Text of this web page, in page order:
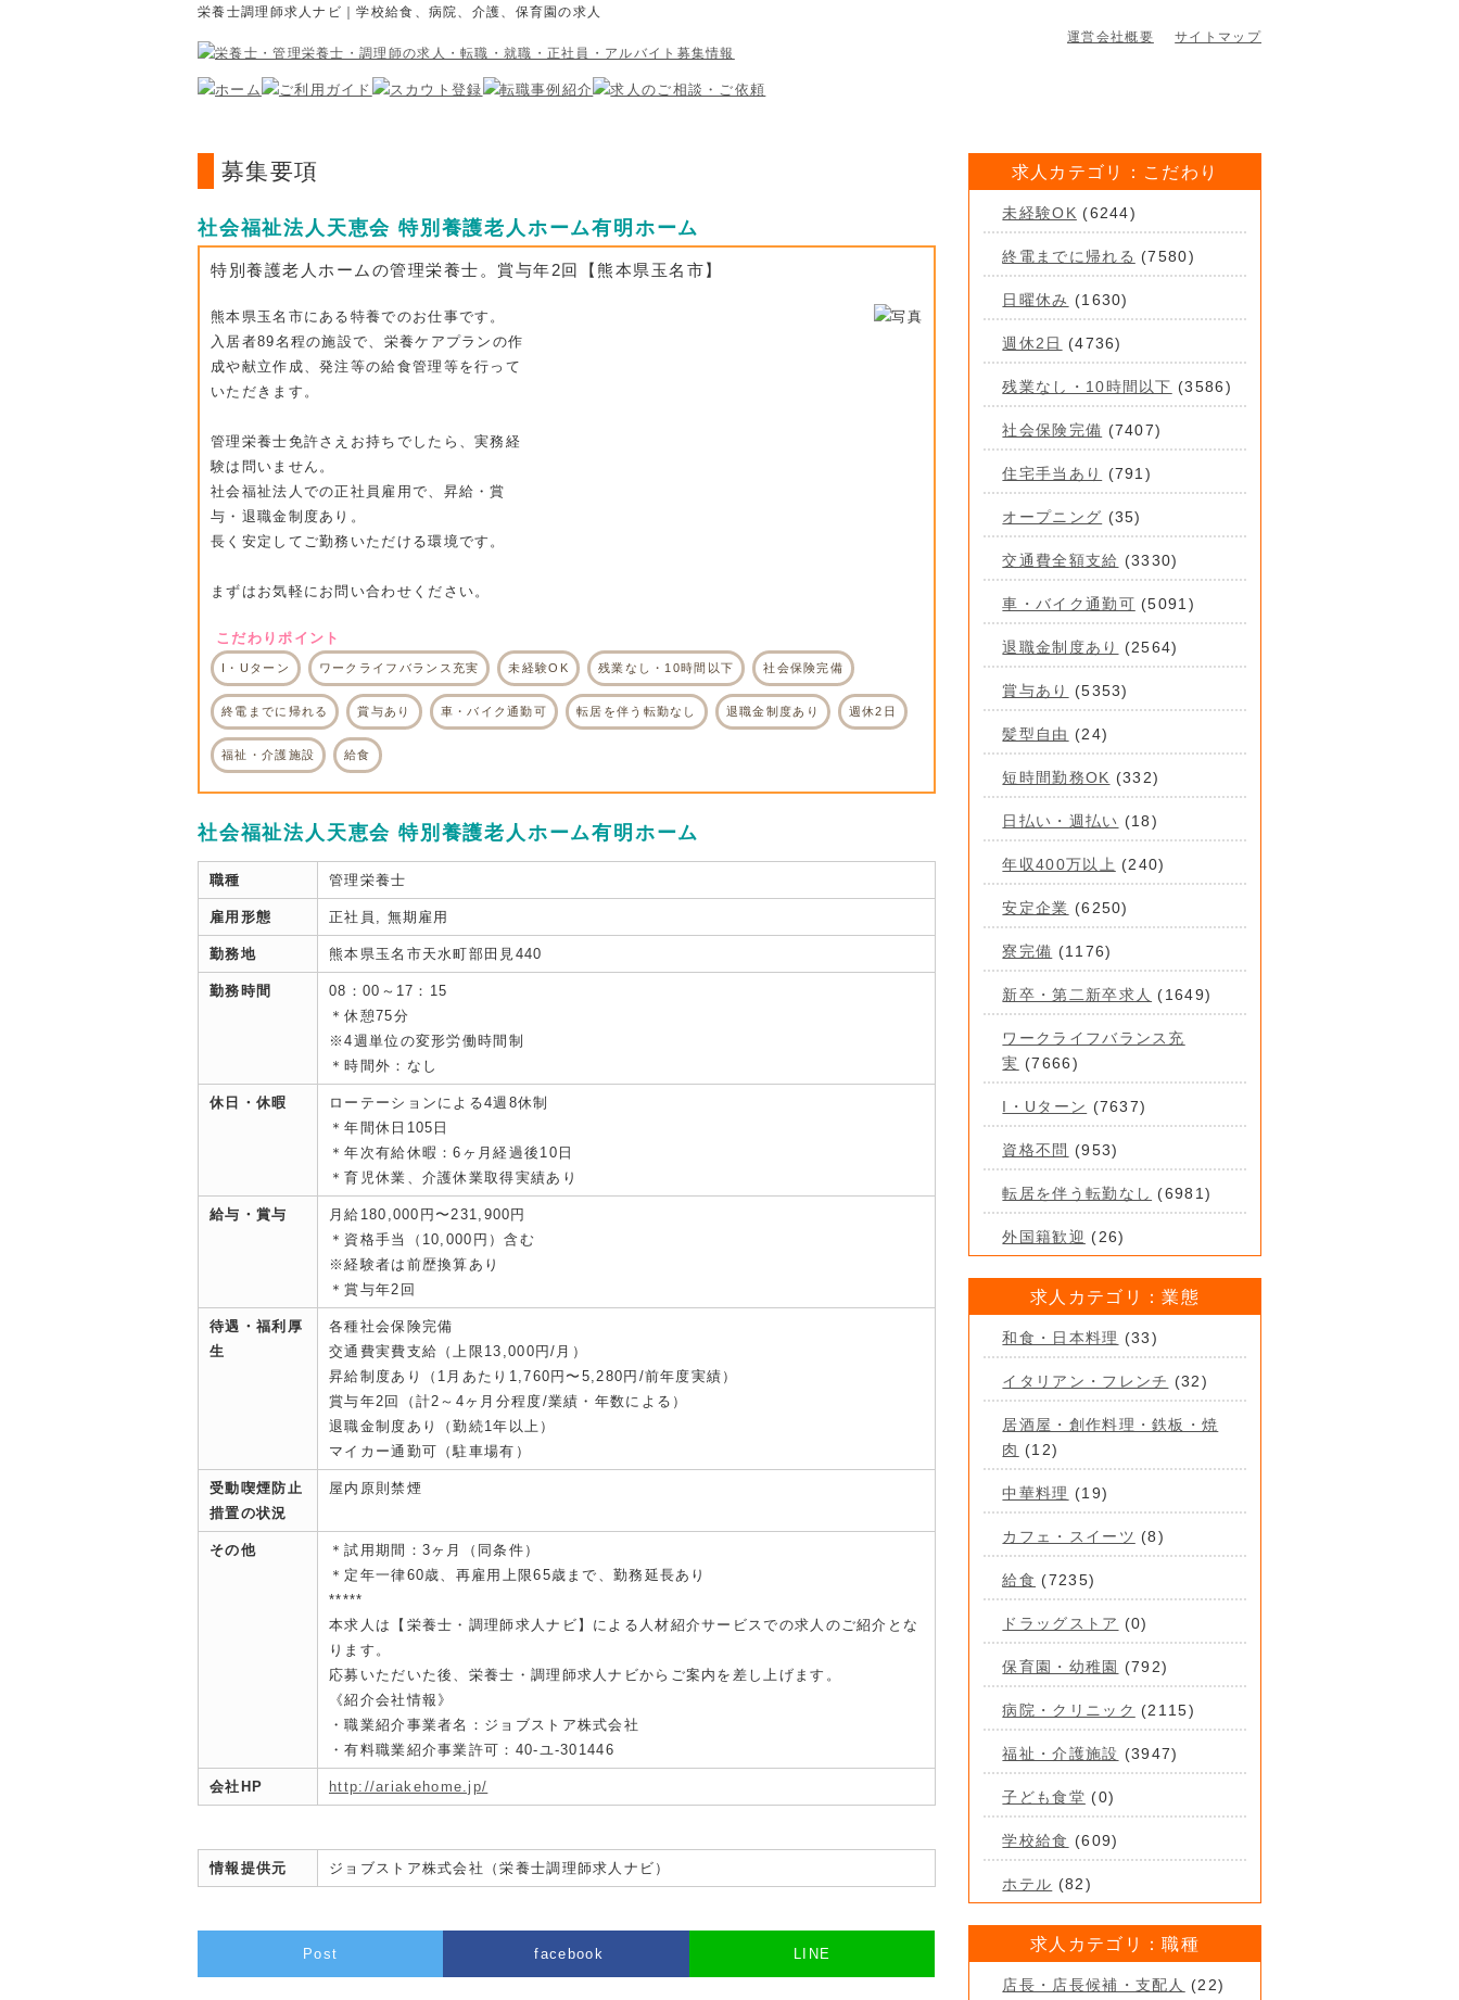
栄養士調理師求人ナビ｜学校給食、病院、介護、保育園の求人
運営会社概要
サイトマップ
募集要項
社会福祉法人天恵会 特別養護老人ホーム有明ホーム
特別養護老人ホームの管理栄養士。賞与年2回【熊本県玉名市】
熊本県玉名市にある特養でのお仕事です。
入居者89名程の施設で、栄養ケアプランの作
成や献立作成、発注等の給食管理等を行って
いただきます。
管理栄養士免許さえお持ちでしたら、実務経
験は問いません。
社会福祉法人での正社員雇用で、昇給・賞
与・退職金制度あり。
長く安定してご勤務いただける環境です。
まずはお気軽にお問い合わせください。
こだわりポイント
I・Uターン ワークライフバランス充実 未経験OK 残業なし・10時間以下 社会保険完備
終電までに帰れる 賞与あり 車・バイク通勤可 転居を伴う転勤なし 退職金制度あり 週休2日
福祉・介護施設 給食
社会福祉法人天恵会 特別養護老人ホーム有明ホーム
職種 管理栄養士
雇用形態 正社員, 無期雇用
勤務地 熊本県玉名市天水町部田見440
勤務時間
08：00～17：15
＊休憩75分
※4週単位の変形労働時間制
＊時間外：なし
休日・休暇
ローテーションによる4週8休制
＊年間休日105日
＊年次有給休暇：6ヶ月経過後10日
＊育児休業、介護休業取得実績あり
給与・賞与
月給180,000円〜231,900円
＊資格手当（10,000円）含む
※経験者は前歴換算あり
＊賞与年2回
待遇・福利厚
生
各種社会保険完備
交通費実費支給（上限13,000円/月）
昇給制度あり（1月あたり1,760円〜5,280円/前年度実績）
賞与年2回（計2～4ヶ月分程度/業績・年数による）
退職金制度あり（勤続1年以上）
マイカー通勤可（駐車場有）
受動喫煙防止
措置の状況
屋内原則禁煙
その他
＊試用期間：3ヶ月（同条件）
＊定年一律60歳、再雇用上限65歳まで、勤務延長あり
*****
本求人は【栄養士・調理師求人ナビ】による人材紹介サービスでの求人のご紹介とな
ります。
応募いただいた後、栄養士・調理師求人ナビからご案内を差し上げます。
《紹介会社情報》
・職業紹介事業者名：ジョブストア株式会社
・有料職業紹介事業許可：40-ユ-301446
会社HP http://ariakehome.jp/
情報提供元 ジョブストア株式会社（栄養士調理師求人ナビ）
Post facebook LINE
求人カテゴリ：こだわり
未経験OK (6244)
終電までに帰れる (7580)
日曜休み (1630)
週休2日 (4736)
残業なし・10時間以下 (3586)
社会保険完備 (7407)
住宅手当あり (791)
オープニング (35)
交通費全額支給 (3330)
車・バイク通勤可 (5091)
退職金制度あり (2564)
賞与あり (5353)
髪型自由 (24)
短時間勤務OK (332)
日払い・週払い (18)
年収400万以上 (240)
安定企業 (6250)
寮完備 (1176)
新卒・第二新卒求人 (1649)
ワークライフバランス充
実 (7666)
I・Uターン (7637)
資格不問 (953)
転居を伴う転勤なし (6981)
外国籍歓迎 (26)
求人カテゴリ：業態
和食・日本料理 (33)
イタリアン・フレンチ (32)
居酒屋・創作料理・鉄板・焼
肉 (12)
中華料理 (19)
カフェ・スイーツ (8)
給食 (7235)
ドラッグストア (0)
保育園・幼稚園 (792)
病院・クリニック (2115)
福祉・介護施設 (3947)
子ども食堂 (0)
学校給食 (609)
ホテル (82)
求人カテゴリ：職種
店長・店長候補・支配人 (22)